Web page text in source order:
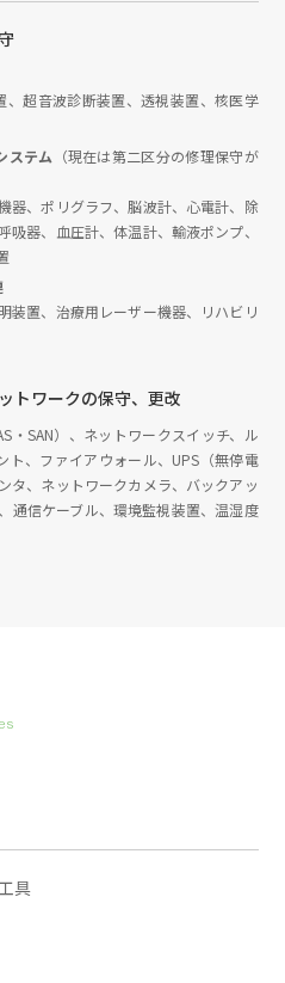
、超音波診断装置、透視装置、核医学
ステム （現在は第二区分の修理保守が
器、ポリグラフ、脳波計、心電計、除
器、血圧計、体温計、輸液ポンプ、
装置、治療用レーザー機器、リハビリ
トワークの保守、更改
・SAN）、ネットワークスイッチ、ル
ト、ファイアウォール、UPS（無停電
タ、ネットワークカメラ、バックアッ
通信ケーブル、環境監視装置、温湿度
具